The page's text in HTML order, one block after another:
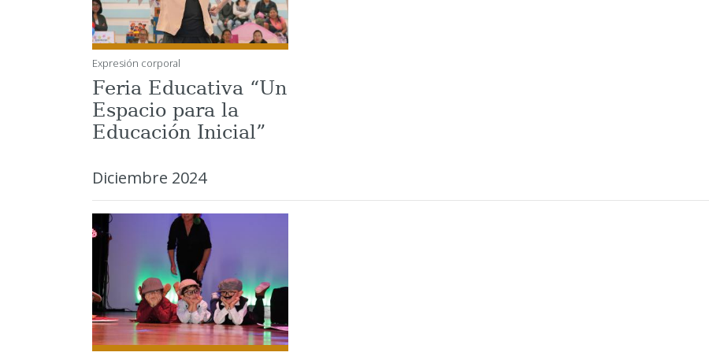
Expresión corporal
Feria Educativa “Un
Espacio para la
Educación Inicial”
Diciembre 2024